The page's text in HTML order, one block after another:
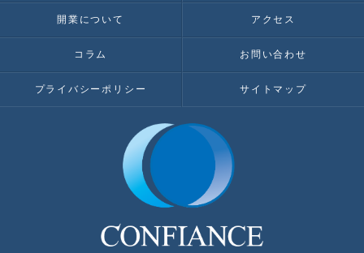
開業について アクセス
コラム お問い合わせ
プライバシーポリシー サイトマップ